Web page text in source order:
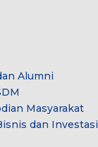
Alumni
Masyarakat
dan Investasi